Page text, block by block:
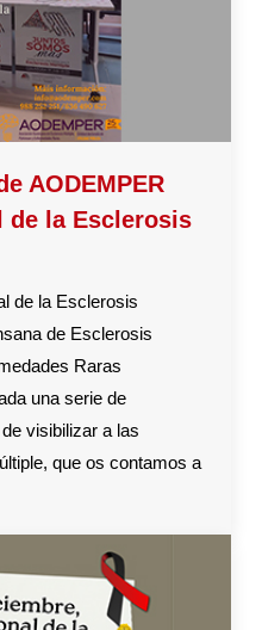
AODEMPER
de la Esclerosis
de la Esclerosis
de Esclerosis
Raras
una serie de
visibilizar a las
que os contamos a